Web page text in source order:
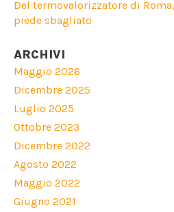
Del termovalorizzatore di
piede sbagliato
ARCHIVI
Maggio 2026
Dicembre 2025
Luglio 2025
Ottobre 2023
Dicembre 2022
Agosto 2022
Maggio 2022
Giugno 2021